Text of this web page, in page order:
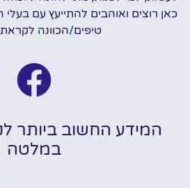
כאן רוצים ואוהבים להתייעץ עם
טיפים/הכוונה
המידע החשוב ביותר
במלטה